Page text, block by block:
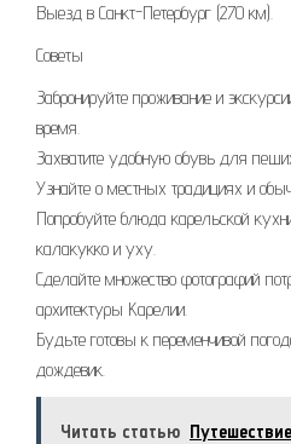
Выезд в Санкт-Петербург (270 км).
Советы
Забронируйте проживание и
время.
Захватите удобную обувь для
Узнайте о местных традициях и
Попробуйте блюда карельской
калакукко и уху.
Сделайте множество фотографий
архитектуры Карелии.
Будьте готовы к переменчивой
дождевик.
Читать статью